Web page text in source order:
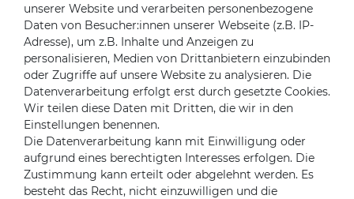
Impressum
Kontakt
Über uns
Mein Konto
Login
Registrieren
Versandpartner
unserer Website und verarbeiten personenbezogene
Daten von Besucher:innen unserer Webseite (z.B. IP-
Adresse), um z.B. Inhalte und Anzeigen zu
personalisieren, Medien von Drittanbietern einzubinden
oder Zugriffe auf unsere Website zu analysieren. Die
Datenverarbeitung erfolgt erst durch gesetzte Cookies.
Wir teilen diese Daten mit Dritten, die wir in den
Einstellungen benennen.
Die Datenverarbeitung kann mit Einwilligung oder
aufgrund eines berechtigten Interesses erfolgen. Die
Zustimmung kann erteilt oder abgelehnt werden. Es
besteht das Recht, nicht einzuwilligen und die